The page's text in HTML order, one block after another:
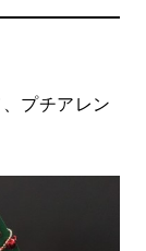
プチアレン